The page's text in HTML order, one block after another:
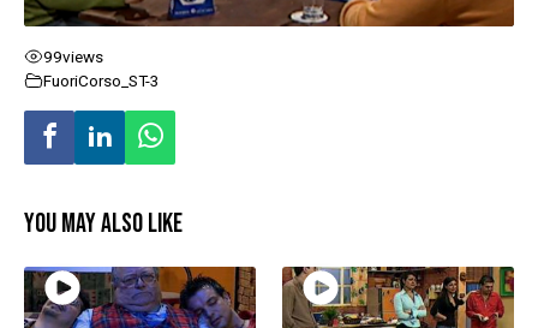
99views
FuoriCorso_ST-3
YOU MAY ALSO LIKE